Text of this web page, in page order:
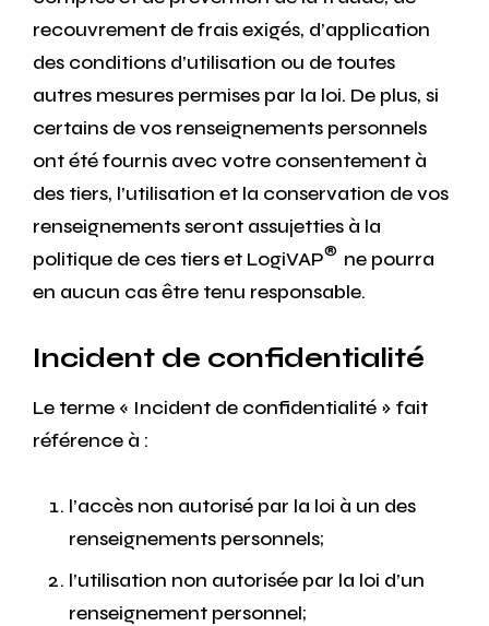
recouvrement de frais exigés, d’application
des conditions d’utilisation ou de toutes
autres mesures permises par la loi. De plus, si
certains de vos renseignements personnels
ont été fournis avec votre consentement à
des tiers, l’utilisation et la conservation de vos
renseignements seront assujetties à la
politique de ces tiers et LogiVAP® ne pourra
en aucun cas être tenu responsable.
Incident de confidentialité
Le terme « Incident de confidentialité » fait
référence à :
l’accès non autorisé par la loi à un des
renseignements personnels;
l’utilisation non autorisée par la loi d’un
renseignement personnel;